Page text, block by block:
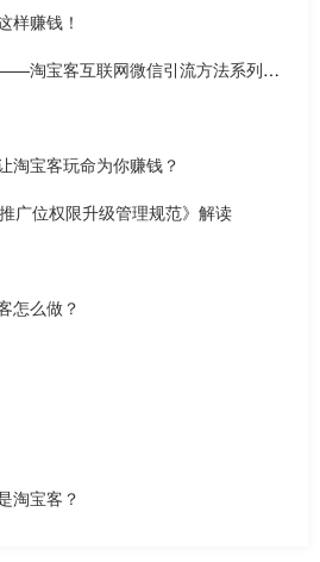
样赚钱！
淘宝客互联网微信引流方法系列之
淘宝客玩命为你赚钱？
广位权限升级管理规范》解读
怎么做？
淘宝客？